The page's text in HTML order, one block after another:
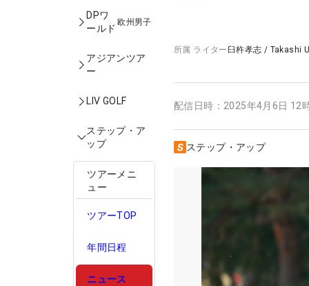
DPワ
ールド
欧州男子
アジアンツア
ー
LIV GOLF
ステップ・ア
ップ
ツアーメニ
ュー
ツアーTOP
年間日程
ニュース
所属 ライター 臼杵孝志 / Takashi
配信日時： 2025年4月6日 12
ステップ・アップ